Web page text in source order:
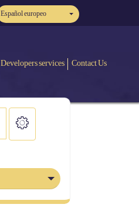
Español europeo
Developers services Contact Us